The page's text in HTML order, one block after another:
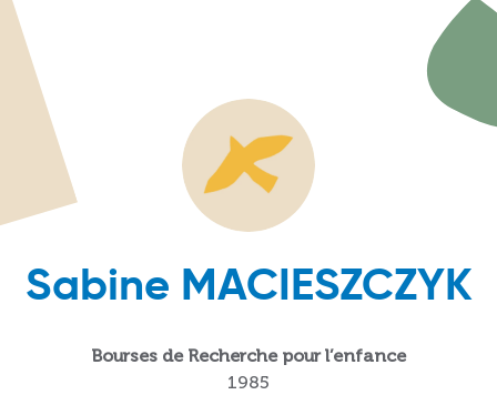
Sabine MACIESZCZYK
Bourses de Recherche pour l’enfance
1985